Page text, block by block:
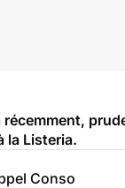
la Listeria.
Conso